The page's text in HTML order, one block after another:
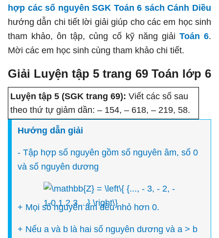
hợp các số nguyên SGK Toán 6 sách Cánh Diều
hướng dẫn chi tiết lời giải giúp cho các em học sinh
tham khảo, ôn tập, củng cố kỹ năng giải Toán 6.
Mời các em học sinh cùng tham khảo chi tiết.
Giải Luyện tập 5 trang 69 Toán lớp 6
Luyện tập 5 (SGK trang 69): Viết các số sau
theo thứ tự giảm dần: – 154, – 618, – 219, 58.
Hướng dẫn giải
- Tập hợp số nguyên gồm số nguyên âm, số 0
và số nguyên dương
+ Mọi số nguyên âm đều nhỏ hơn 0.
+ Nếu a và b là hai số nguyên dương và a > b